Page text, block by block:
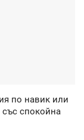
по навик или
спокойна